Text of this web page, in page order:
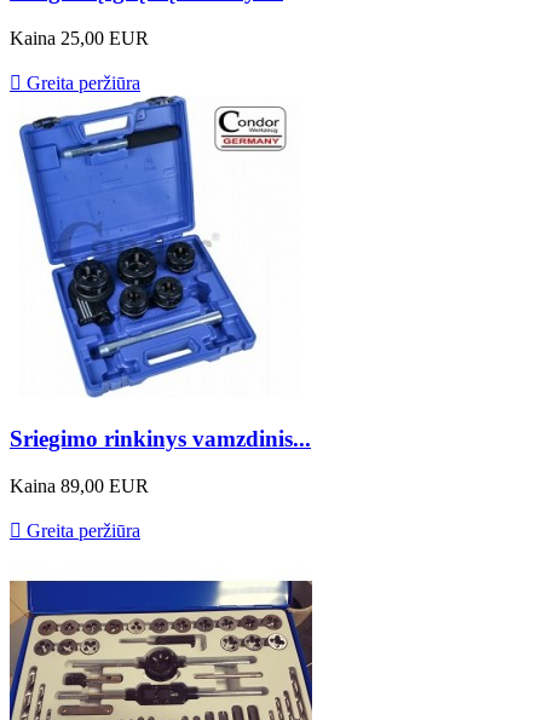
Kaina 25,00 EUR
 Greita peržiūra
Sriegimo rinkinys vamzdinis...
Kaina 89,00 EUR
 Greita peržiūra